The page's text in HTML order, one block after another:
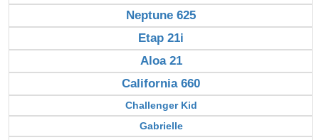
Neptune 625
Etap 21i
Aloa 21
California 660
Challenger Kid
Gabrielle